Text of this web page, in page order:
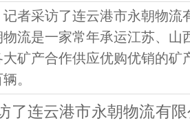
记者采访了连云港市永朝物流
流是一家常年承运江苏、山
矿产合作供应优购优销的矿
。
了连云港市永朝物流有